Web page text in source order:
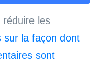
réduire les
sur la façon dont
sont